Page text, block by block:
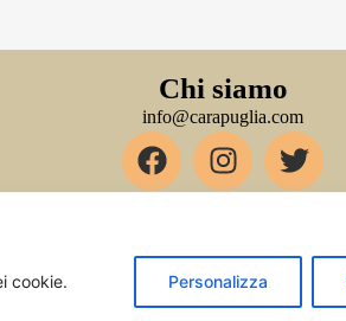
cookie. Personalizza
Chi siamo
info@carapuglia.com